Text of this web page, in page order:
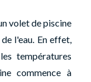
volet de piscine
l'eau. En effet,
températures
commence à